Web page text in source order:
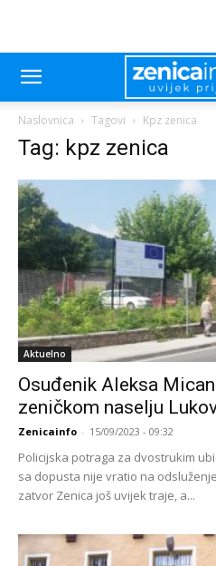
Naslovnica Tagovi Kpz zenica
Tag: kpz zenica
Aktuelno
Osuđenik Aleksa
zeničkom naselju
Zenicainfo - 15/09/2023 - 09:32
Policijska potraga za dvostrukim
sa dopusta nije vratio na
zatvor Zenica još uvijek traje, a...